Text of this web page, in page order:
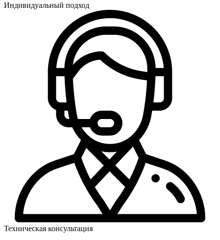
Индивидуальный подход
Техническая консультация